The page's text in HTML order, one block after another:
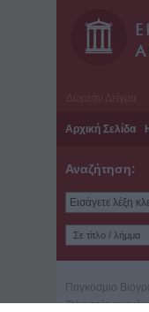
Αρχική Σελίδα
Αναζήτηση:
Παγκόσμιο
Τελευταία